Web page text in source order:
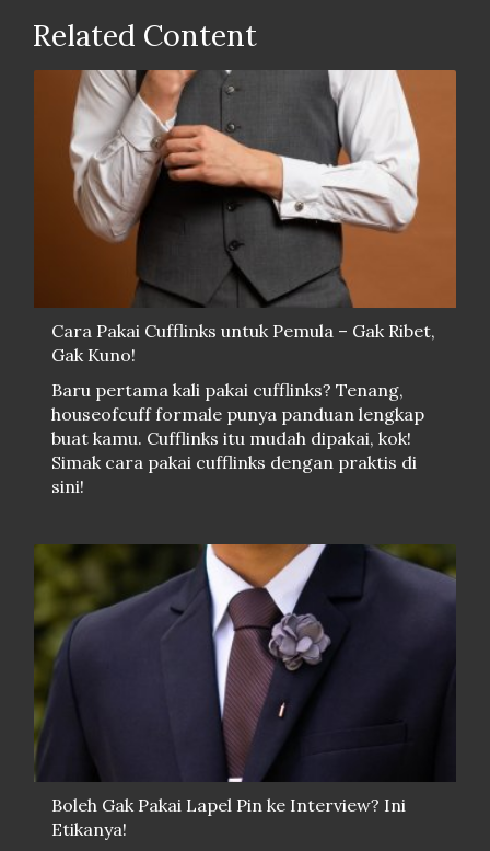
Related Content
Cara Pakai Cufflinks untuk Pemula – Gak Ribet,
Gak Kuno!
Baru pertama kali pakai cufflinks? Tenang,
houseofcuff formale punya panduan lengkap
buat kamu. Cufflinks itu mudah dipakai, kok!
Simak cara pakai cufflinks dengan praktis di
sini!
Boleh Gak Pakai Lapel Pin ke Interview? Ini
Etikanya!